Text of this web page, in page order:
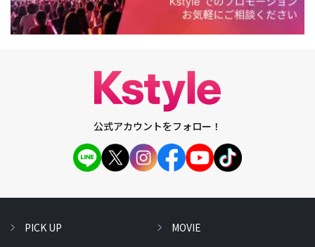
公式アカウントをフォロー！
PICK UP MOVIE